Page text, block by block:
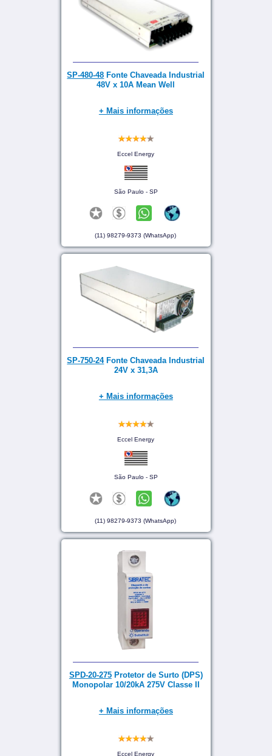
SP-480-48 Fonte Chaveada Industrial
48V x 10A Mean Well
+ Mais informações
Eccel Energy
São Paulo - SP
(11) 98279-9373 (WhatsApp)
SP-750-24Fonte Chaveada Industrial
24V x 31,3A
+ Mais informações
Eccel Energy
São Paulo - SP
(11) 98279-9373 (WhatsApp)
SPD-20-275Protetor de Surto (DPS)
Monopolar 10/20kA 275V Classe II
+ Mais informações
Eccel Energy